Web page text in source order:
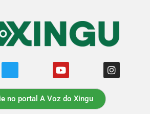
no portal A Voz do Xingu